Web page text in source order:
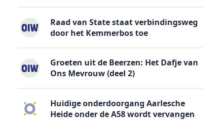
Raad van State staat verbindingsweg
door het Kemmerbos toe
Groeten uit de Beerzen: Het Dafje van
Ons Mevrouw (deel 2)
Huidige onderdoorgang Aarlesche
Heide onder de A58 wordt vervangen